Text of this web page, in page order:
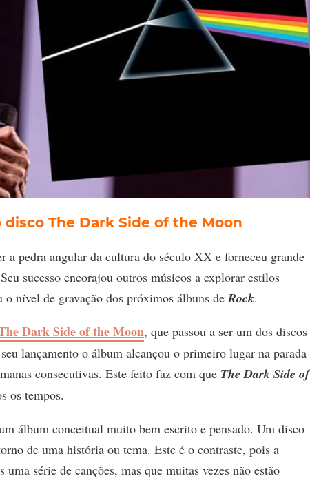
The Dark Side of the Moon
a pedra angular da cultura do século XX e forneceu grande
sucesso encorajou outros músicos a explorar estilos
nível de gravação dos próximos álbuns de Rock.
Dark Side of the Moon, que passou a ser um dos discos
lançamento o álbum alcançou o primeiro lugar na parada
consecutivas. Este feito faz com que The Dark Side of
os tempos.
álbum conceitual muito bem escrito e pensado. Um disco
de uma história ou tema. Este é o contraste, pois a
série de canções, mas que muitas vezes não estão